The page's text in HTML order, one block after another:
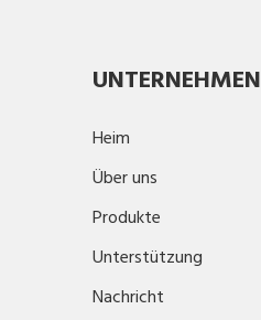
UNTERNEHMEN
Heim
Über uns
Produkte
Unterstützung
Nachricht